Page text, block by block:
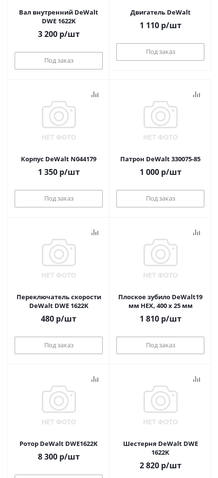
Вал внутренний DeWalt
DWE 1622K
3 200р/шт
Под заказ
Двигатель DeWalt
1 110р/шт
Под заказ
Корпус DeWalt N044179
1 350р/шт
Под заказ
Патрон DeWalt 330075-85
1 000р/шт
Под заказ
Переключатель скорости
DeWalt DWE 1622K
480 р/шт
Под заказ
Плоское зубило DeWalt19
мм HEX, 400 x 25 мм
1 810р/шт
Под заказ
Ротор DeWalt DWE1622K
8 300р/шт
Шестерня DeWalt DWE
1622K
2 820р/шт